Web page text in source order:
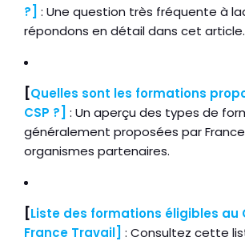
?]
: Une question très fréquente à
répondons en détail dans cet article.
[Quelles sont les formations
CSP ?]
: Un aperçu des types de
généralement proposées par
organismes partenaires.
[Liste des formations éligibles au
France Travail] : Consultez cette